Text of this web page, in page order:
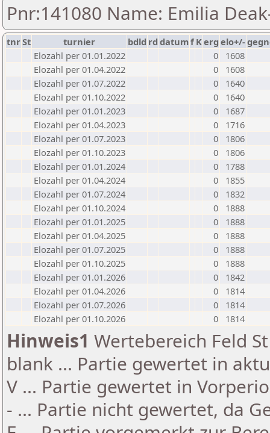
Pnr:141080 Name: Emilia
tnrSt turnier bdld rd datumf Kerg elo+/-
Elozahl per 01.01.2022
0
1608
Elozahl per 01.04.2022
0
1608
Elozahl per 01.07.2022
0
1640
Elozahl per 01.10.2022
0
1640
Elozahl per 01.01.2023
0
1687
Elozahl per 01.04.2023
0
1716
Elozahl per 01.07.2023
0
1806
Elozahl per 01.10.2023
0
1806
Elozahl per 01.01.2024
0
1788
Elozahl per 01.04.2024
0
1855
Elozahl per 01.07.2024
0
1832
Elozahl per 01.10.2024
0
1888
Elozahl per 01.01.2025
0
1888
Elozahl per 01.04.2025
0
1888
Elozahl per 01.07.2025
0
1888
Elozahl per 01.10.2025
0
1888
Elozahl per 01.01.2026
0
1842
Elozahl per 01.04.2026
0
1814
Elozahl per 01.07.2026
0
1814
Elozahl per 01.10.2026
0 1814
Hinweis1 Wertebereich Feld
blank ... Partie gewertet in
V ... Partie gewertet in
- ... Partie nicht gewertet, da